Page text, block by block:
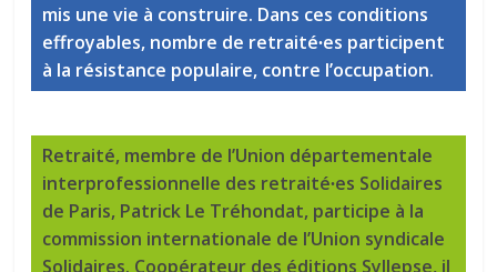
mis une vie à construire. Dans ces conditions
effroyables, nombre de retraité∙es participent
à la résistance populaire, contre l’occupation.
Retraité, membre de l’Union départementale
interprofessionnelle des retraité∙es Solidaires
de Paris, Patrick Le Tréhondat, participe à la
commission internationale de l’Union syndicale
Solidaires. Coopérateur des éditions Syllepse, il